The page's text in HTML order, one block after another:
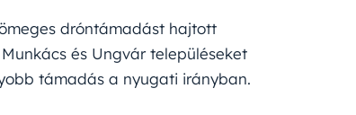
dróntámadást hajtott
és Ungvár településeket
támadás a nyugati irányban.